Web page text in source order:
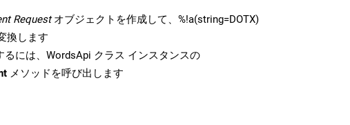
Requestオブジェクトを作成して、%!a(string=DOTX)
換します
るには、WordsApi クラス インスタンスの
メソッドを呼び出します